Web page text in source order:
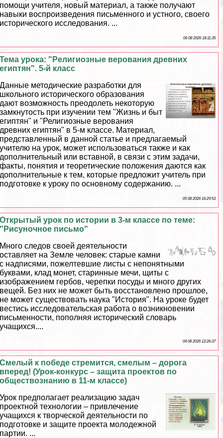
помощи учителя, новый материал, а также получают
навыки воспроизведения письменного и устного, своего
исторического исследования. ...
06 08 2026 18:11:35
Тема урока: "Религиозные верования древних
египтян". 5-й класс
Данные методические разработки для
школьного исторического образования
дают возможность преодолеть некоторую
замкнутость при изучении тем "Жизнь и быт
египтян" и "Религиозные верования
древних египтян" в 5-м классе. Материал,
представленный в данной статье и предлагаемый
учителю на урок, может использоваться также и как
дополнительный или вставной, в связи с этим задачи,
факты, понятия и теоретические положения даются как
дополнительные к тем, которые предложит учитель при
подготовке к уроку по основному содержанию. ...
05 08 2026 16:29:53
Открытый урок по истории в 3-м классе по теме:
"Рисуночное письмо"
Много следов своей деятельности
оставляет на Земле человек: старые камни
с надписями, пожелтевшие листы с непонятными
буквами, клад монет, старинные мечи, щиты с
изображением гербов, черепки посуды и много других
вещей. Без них не может быть восстановлено прошлое,
не может существовать наука "История". На уроке будет
вестись исследовательская работа о возникновении
письменности, пополняя исторический словарь
учащихся....
04 08 2026 12:26:37
Смелый к победе стремится, смелым – дорога
вперед! (Урок-конкурс – защита проектов по
обществознанию в 11-м классе)
Урок предполагает реализацию задач
проектной технологии – привлечение
учащихся к творческой деятельности по
подготовке и защите проекта молодежной
партии. ...